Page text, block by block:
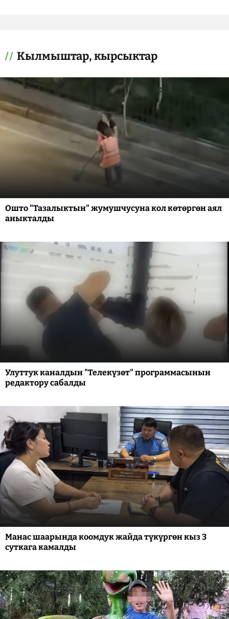
Кылмыштар, кырсыктар
Ошто "Тазалыктын" жумушчусуна кол көтөргөн аял
аныкталды
Улуттук каналдын "Телекүзөт" программасынын
редактору сабалды
Манас шаарында коомдук жайда түкүргөн кыз 3
суткага камалды